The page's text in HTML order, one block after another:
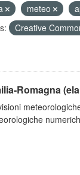
meteo
Creative
Romagna